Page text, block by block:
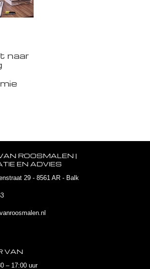
naar
ROOSMALEN |
EN ADVIES
29 - 8561 AR - Balk
VAN
17:00 uur